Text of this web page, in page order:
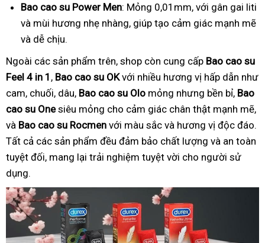
Bao cao su Power Men: Mỏng 0,01mm, với gân gai liti
và mùi hương nhẹ nhàng, giúp tạo cảm giác mạnh mẽ
và dễ chịu.
Ngoài các sản phẩm trên, shop còn cung cấp Bao cao su
Feel 4 in 1 , Bao cao su OKvới nhiều hương vị hấp dẫn như
cam, chuối, dâu, Bao cao su Olo mỏng nhưng bền bỉ, Bao
cao su Onesiêu mỏng cho cảm giác chân thật mạnh mẽ,
và Bao cao su Rocmen với màu sắc và hương vị độc đáo.
Tất cả các sản phẩm đều đảm bảo chất lượng và an toàn
tuyệt đối, mang lại trải nghiệm tuyệt vời cho người sử
dụng.